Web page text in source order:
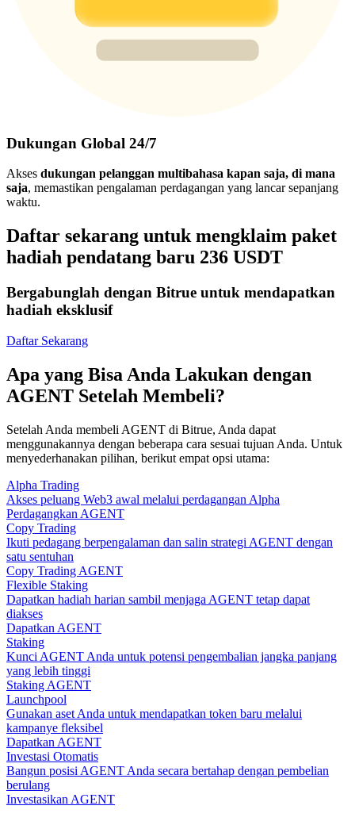
Dukungan Global 24/7
Akses dukungan pelanggan multibahasa kapan saja, di mana
saja, memastikan pengalaman perdagangan yang lancar sepanjang
waktu.
Daftar sekarang untuk mengklaim paket
hadiah pendatang baru 236 USDT
Bergabunglah dengan Bitrue untuk mendapatkan
hadiah eksklusif
Daftar Sekarang
Apa yang Bisa Anda Lakukan dengan
AGENT Setelah Membeli?
Setelah Anda membeli AGENT di Bitrue, Anda dapat
menggunakannya dengan beberapa cara sesuai tujuan Anda. Untuk
menyederhanakan pilihan, berikut empat opsi utama:
Alpha Trading
Akses peluang Web3 awal melalui perdagangan Alpha
Perdagangkan AGENT
Copy Trading
Ikuti pedagang berpengalaman dan salin strategi AGENT dengan
satu sentuhan
Copy Trading AGENT
Flexible Staking
Dapatkan hadiah harian sambil menjaga AGENT tetap dapat
diakses
Dapatkan AGENT
Staking
Kunci AGENT Anda untuk potensi pengembalian jangka panjang
yang lebih tinggi
Staking AGENT
Launchpool
Gunakan aset Anda untuk mendapatkan token baru melalui
kampanye fleksibel
Dapatkan AGENT
Investasi Otomatis
Bangun posisi AGENT Anda secara bertahap dengan pembelian
berulang
Investasikan AGENT